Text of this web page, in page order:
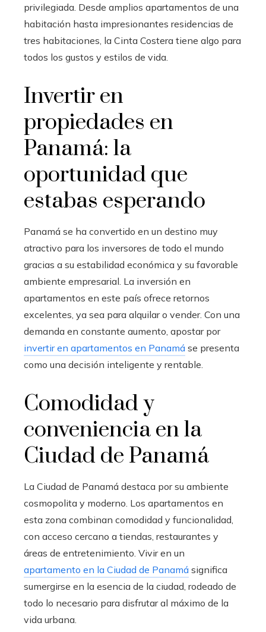
privilegiada. Desde amplios apartamentos de una
habitación hasta impresionantes residencias de
tres habitaciones, la Cinta Costera tiene algo para
todos los gustos y estilos de vida.
Invertir en
propiedades en
Panamá: la
oportunidad que
estabas esperando
Panamá se ha convertido en un destino muy
atractivo para los inversores de todo el mundo
gracias a su estabilidad económica y su favorable
ambiente empresarial. La inversión en
apartamentos en este país ofrece retornos
excelentes, ya sea para alquilar o vender. Con una
demanda en constante aumento, apostar por
invertir en apartamentos en Panamá se presenta
como una decisión inteligente y rentable.
Comodidad y
conveniencia en la
Ciudad de Panamá
La Ciudad de Panamá destaca por su ambiente
cosmopolita y moderno. Los apartamentos en
esta zona combinan comodidad y funcionalidad,
con acceso cercano a tiendas, restaurantes y
áreas de entretenimiento. Vivir en un
apartamento en la Ciudad de Panamá significa
sumergirse en la esencia de la ciudad, rodeado de
todo lo necesario para disfrutar al máximo de la
vida urbana.